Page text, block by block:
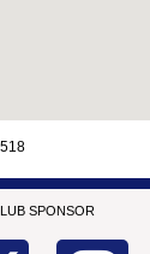
SPONSOR